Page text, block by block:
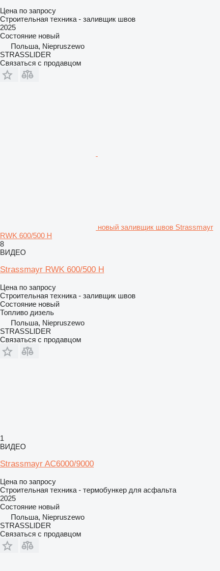
Цена по запросу
Строительная техника - заливщик швов
2025
Состояние новый
Польша, Niepruszewo
STRASSLIDER
Связаться с продавцом
новый заливщик швов Strassmayr
RWK 600/500 H
8
ВИДЕО
Strassmayr RWK 600/500 H
Цена по запросу
Строительная техника - заливщик швов
Состояние новый
Топливо дизель
Польша, Niepruszewo
STRASSLIDER
Связаться с продавцом
1
ВИДЕО
Strassmayr AC6000/9000
Цена по запросу
Строительная техника - термобункер для асфальта
2025
Состояние новый
Польша, Niepruszewo
STRASSLIDER
Связаться с продавцом